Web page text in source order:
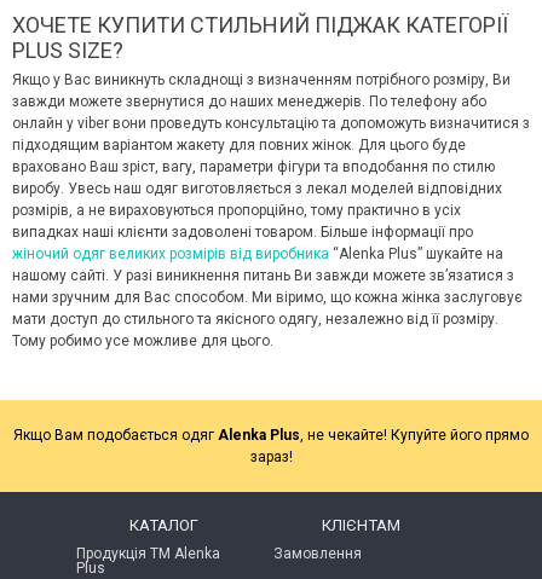
ХОЧЕТЕ КУПИТИ СТИЛЬНИЙ ПІДЖАК КАТЕГОРІЇ
PLUS SIZE?
Якщо у Вас виникнуть складнощі з визначенням потрібного розміру, Ви
завжди можете звернутися до наших менеджерів. По телефону або
онлайн у viber вони проведуть консультацію та допоможуть визначитися з
підходящим варіантом жакету для повних жінок. Для цього буде
враховано Ваш зріст, вагу, параметри фігури та вподобання по стилю
виробу. Увесь наш одяг виготовляється з лекал моделей відповідних
розмірів, а не вираховуються пропорційно, тому практично в усіх
випадках наші клієнти задоволені товаром. Більше інформації про
жіночий одяг великих розмірів від виробника “Alenka Plus” шукайте на
нашому сайті. У разі виникнення питань Ви завжди можете звʼязатися з
нами зручним для Вас способом. Ми віримо, що кожна жінка заслуговує
мати доступ до стильного та якісного одягу, незалежно від її розміру.
Тому робимо усе можливе для цього.
Якщо Вам подобається одяг Alenka Plus, не чекайте! Купуйте його прямо
зараз!
КАТАЛОГ
Продукція ТМ Alenka
Plus
КЛІЄНТАМ
Замовлення